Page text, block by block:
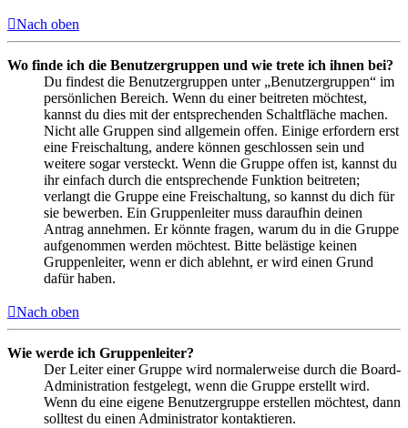
Nach oben
Wo finde ich die Benutzergruppen und wie trete ich ihnen bei?
Du findest die Benutzergruppen unter „Benutzergruppen“ im
persönlichen Bereich. Wenn du einer beitreten möchtest,
kannst du dies mit der entsprechenden Schaltfläche machen.
Nicht alle Gruppen sind allgemein offen. Einige erfordern erst
eine Freischaltung, andere können geschlossen sein und
weitere sogar versteckt. Wenn die Gruppe offen ist, kannst du
ihr einfach durch die entsprechende Funktion beitreten;
verlangt die Gruppe eine Freischaltung, so kannst du dich für
sie bewerben. Ein Gruppenleiter muss daraufhin deinen
Antrag annehmen. Er könnte fragen, warum du in die Gruppe
aufgenommen werden möchtest. Bitte belästige keinen
Gruppenleiter, wenn er dich ablehnt, er wird einen Grund
dafür haben.
Nach oben
Wie werde ich Gruppenleiter?
Der Leiter einer Gruppe wird normalerweise durch die Board-
Administration festgelegt, wenn die Gruppe erstellt wird.
Wenn du eine eigene Benutzergruppe erstellen möchtest, dann
solltest du einen Administrator kontaktieren.